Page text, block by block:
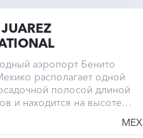
аэропорт Бенито
располагает одной
полосой длиной
и находится на высоте
MEX